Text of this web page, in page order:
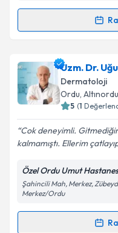
kapsamda
Randevu
Uzm. Dr. Hüseyin
oluşturun. Size bu
takvim
Kişisel
Metni'ni
kapsamda
Uzm. Dr.
Dermatoloji
Ordu, Altınordu
5 (1
Cok deneyimli.
kalmamıştı. Ellerim
Özel Ordu Umut
Şahincili Mah, Merkez,
Merkez/Ordu
Randevu